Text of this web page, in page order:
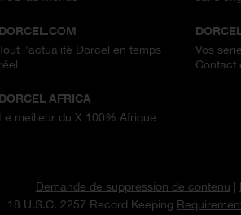
DORCEL.COM
l'actualité Dorcel en temps
réel
Vos
Contact
DORCEL AFRICA
Le meilleur du X 100% Afrique
Demande de suppression de contenu
18 U.S.C. 2257 Record Keeping